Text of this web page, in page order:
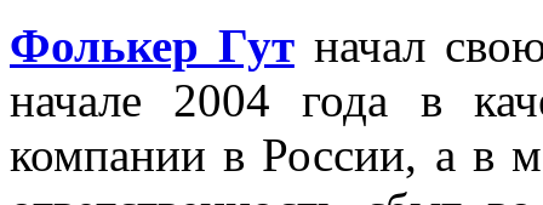
Фолькер Гутначал
начале 2004 года в
компании в России, а в